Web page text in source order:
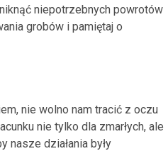
niepotrzebnych powrotów
grobów i pamiętaj o
nie wolno nam tracić z oczu
nie tylko dla zmarłych, ale
nasze działania były